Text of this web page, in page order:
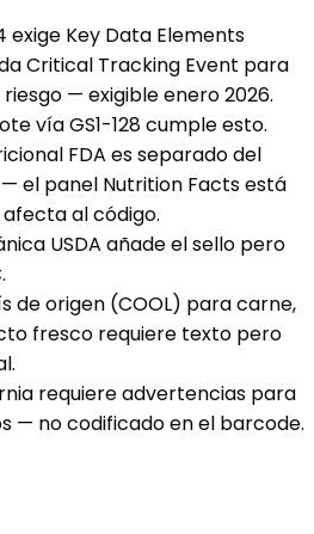
exige Key Data Elements
Critical Tracking Event para
— exigible enero 2026.
vía GS1-128 cumple esto.
FDA es separado del
el panel Nutrition Facts está
al código.
USDA añade el sello pero
de origen (COOL) para carne,
fresco requiere texto pero
requiere advertencias para
— no codificado en el barcode.